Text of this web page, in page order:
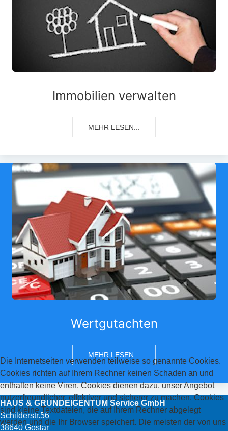
Immobilien verwalten
MEHR LESEN...
Wertgutachten
MEHR LESEN...
HAUS & GRUNDEIGENTUM Service GmbH
Schilderstr.56
38640 Goslar
Die Internetseiten verwenden teilweise so genannte Cookies.
Cookies richten auf Ihrem Rechner keinen Schaden an und
enthalten keine Viren. Cookies dienen dazu, unser Angebot
nutzerfreundlicher, effektiver und sicherer zu machen. Cookies
sind kleine Textdateien, die auf Ihrem Rechner abgelegt
werden und die Ihr Browser speichert. Die meisten der von uns